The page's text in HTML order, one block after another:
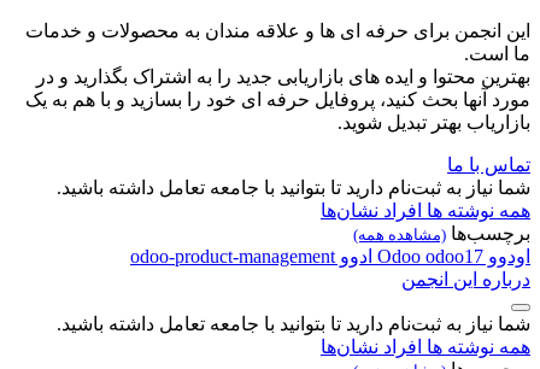
این انجمن برای حرفه ای ها و علاقه مندان به محصولات و خدمات
ما است.
بهترین محتوا و ایده های بازاریابی جدید را به اشتراک بگذارید و در
مورد آنها بحث کنید، پروفایل حرفه ای خود را بسازید و با هم به یک
بازاریاب بهتر تبدیل شوید.
تماس با ما
شما نیاز به ثبت‌نام دارید تا بتوانید با جامعه تعامل داشته باشید.
همه نوشته ها افراد نشان‌ها
برچسب‌ها (مشاهده همه)
اودوو Odoo odoo17 ادوو odoo-product-management
درباره این انجمن
شما نیاز به ثبت‌نام دارید تا بتوانید با جامعه تعامل داشته باشید.
همه نوشته ها افراد نشان‌ها